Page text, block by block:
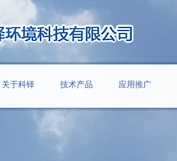
关于科铎 技术产品 应用推广